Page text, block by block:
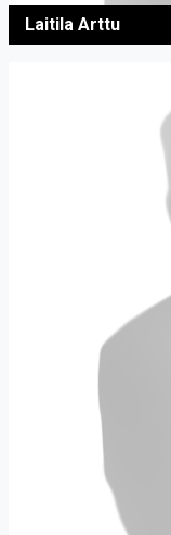
Laitila Arttu